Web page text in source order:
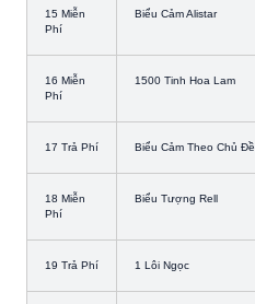
15 Miễn
Phí
Biểu Cảm Alistar
16 Miễn
Phí
1500 Tinh Hoa Lam
17 Trả Phí Biểu Cảm Theo Chủ Đề
18 Miễn
Phí
Biểu Tượng Rell
19 Trả Phí 1 Lôi Ngọc